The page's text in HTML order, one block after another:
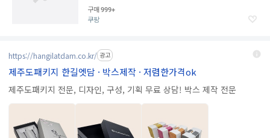
구매999+
쿠팡
https://hangilatdam.co.kr/ 광고
제주도패키지 한길엣담 · 박스제작 · 저렴한가격ok
제주도패키지 전문, 디자인, 구성, 기획 무료 상담! 박스 제작 전문